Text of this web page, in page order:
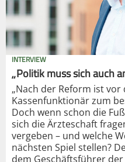
INTERVIEW
„Politik muss sich auch
„Nach der Reform ist
Kassenfunktionär zum
Doch wenn schon die
sich die Ärzteschaft
vergeben – und welche
nächsten Spiel stellen?
dem Geschäftsführer der